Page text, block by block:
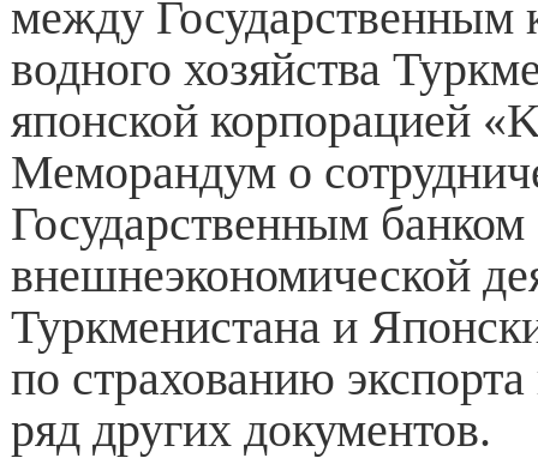
между Государственным
водного хозяйства
японской корпорацией
Меморандум о
Государственным банком
внешнеэкономической
Туркменистана и
по страхованию
ряд других документов.